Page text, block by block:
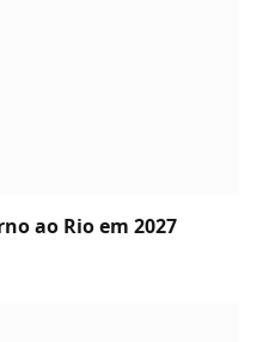
ao Rio em 2027